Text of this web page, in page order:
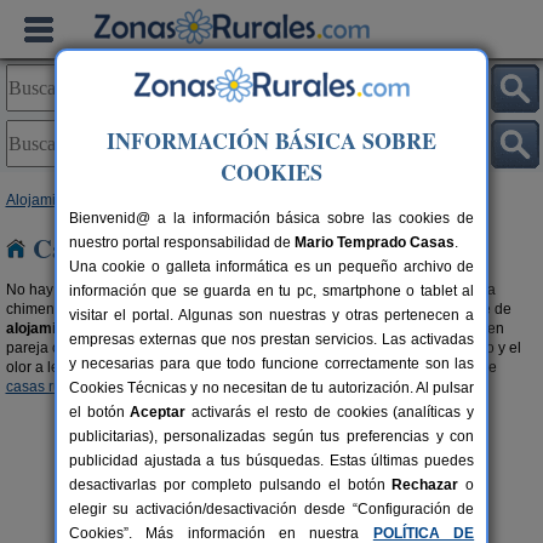
Alojamientos
Casas rurales con chimenea
No hay nada más romántico y cálido que pasar una velada al calor de una
chimenea. Escapa del mundanal ruido y descubre la gran oferta existente de
alojamientos rurales con chimenea
. Disfruta del momento, con amigos, en
pareja o en familia. Opta por unas vacaciones diferentes al calor del fuego y el
olor a leña del campo. También te recomendamos visitar esta selección de
casas rurales en la montañaycasas rurales en el campo.
INFORMACIÓN BÁSICA SOBRE
COOKIES
Bienvenid@ a la información básica sobre las cookies de
nuestro portal responsabilidad de Mario Temprado Casas.
Una cookie o galleta informática es un pequeño archivo de
información que se guarda en tu pc, smartphone o tablet al
visitar el portal. Algunas son nuestras y otras pertenecen a
empresas externas que nos prestan servicios. Las activadas
y necesarias para que todo funcione correctamente son las
Cookies Técnicas y no necesitan de tu autorización. Al pulsar
el botónAceptar activarás el resto de cookies (analíticas y
publicitarias), personalizadas según tus preferencias y con
publicidad ajustada a tus búsquedas. Estas últimas puedes
desactivarlas por completo pulsando el botón Rechazar o
elegir su activación/desactivación desde “Configuración de
Cookies”. Más información en nuestra
POLÍTICA DE